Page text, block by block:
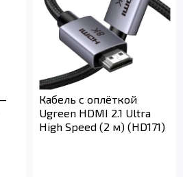
Кабель с оплёткой
Ugreen HDMI 2.1 Ultra
High Speed (2 м) (HD171)